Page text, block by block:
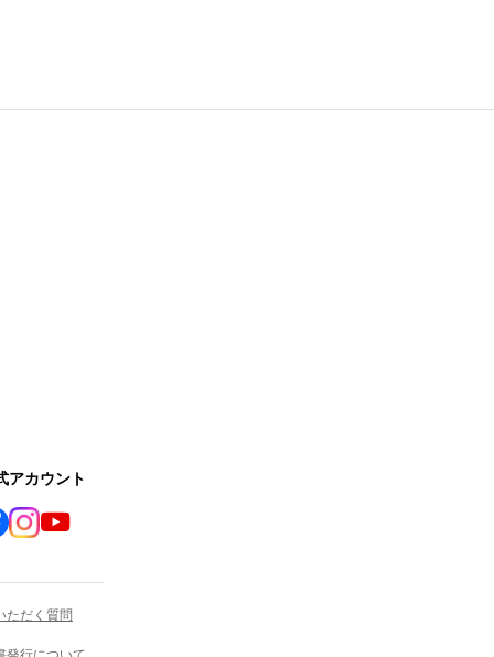
アカウント
ただく質問